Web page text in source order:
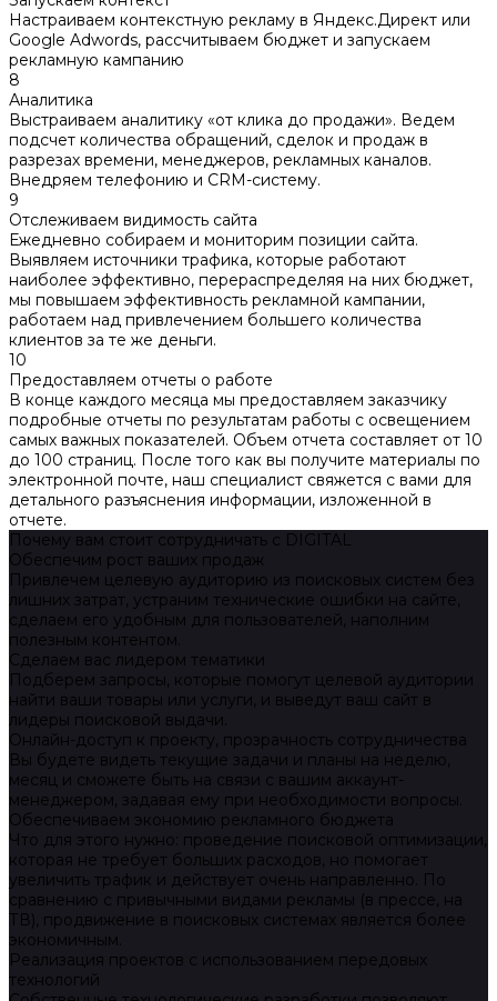
Настраиваем контекстную рекламу в Яндекс.Директ или
Google Adwords, рассчитываем бюджет и запускаем
рекламную кампанию
8
Аналитика
Выстраиваем аналитику «от клика до продажи». Ведем
подсчет количества обращений, сделок и продаж в
разрезах времени, менеджеров, рекламных каналов.
Внедряем телефонию и CRM-систему.
9
Отслеживаем видимость сайта
Ежедневно собираем и мониторим позиции сайта.
Выявляем источники трафика, которые работают
наиболее эффективно, перераспределяя на них бюджет,
мы повышаем эффективность рекламной кампании,
работаем над привлечением большего количества
клиентов за те же деньги.
10
Предоставляем отчеты о работе
В конце каждого месяца мы предоставляем заказчику
подробные отчеты по результатам работы с освещением
самых важных показателей. Объем отчета составляет от 10
до 100 страниц. После того как вы получите материалы по
электронной почте, наш специалист свяжется с вами для
детального разъяснения информации, изложенной в
отчете.
Почему вам стоит сотрудничать с DIGITAL
Обеспечим рост ваших продаж
Привлечем целевую аудиторию из поисковых систем без
лишних затрат, устраним технические ошибки на сайте,
сделаем его удобным для пользователей, наполним
полезным контентом.
Сделаем вас лидером тематики
Подберем запросы, которые помогут целевой аудитории
найти ваши товары или услуги, и выведут ваш сайт в
лидеры поисковой выдачи.
Онлайн-доступ к проекту, прозрачность сотрудничества
Вы будете видеть текущие задачи и планы на неделю,
месяц и сможете быть на связи с вашим аккаунт-
менеджером, задавая ему при необходимости вопросы.
Обеспечиваем экономию рекламного бюджета
Что для этого нужно: проведение поисковой оптимизации,
которая не требует больших расходов, но помогает
увеличить трафик и действует очень направленно. По
сравнению с привычными видами рекламы (в прессе, на
ТВ), продвижение в поисковых системах является более
экономичным.
Реализация проектов с использованием передовых
технологий